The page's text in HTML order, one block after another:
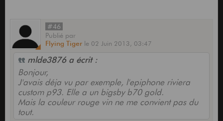
#46
Publié par
Flying Tiger le 02 Juin 2013, 03:47
mlde3876 a écrit :
Bonjour,
J'avais déja vu par exemple, l'epiphone riviera
custom p93. Elle a un bigsby b70 gold.
Mais la couleur rouge vin ne me convient pas du
tout.